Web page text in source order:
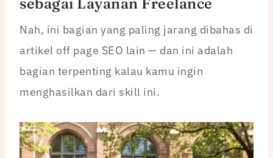
sebagai Layanan Freelance
Nah, ini bagian yang paling jarang dibahas di
artikel off page SEO lain — dan ini adalah
bagian terpenting kalau kamu ingin
menghasilkan dari skill ini.